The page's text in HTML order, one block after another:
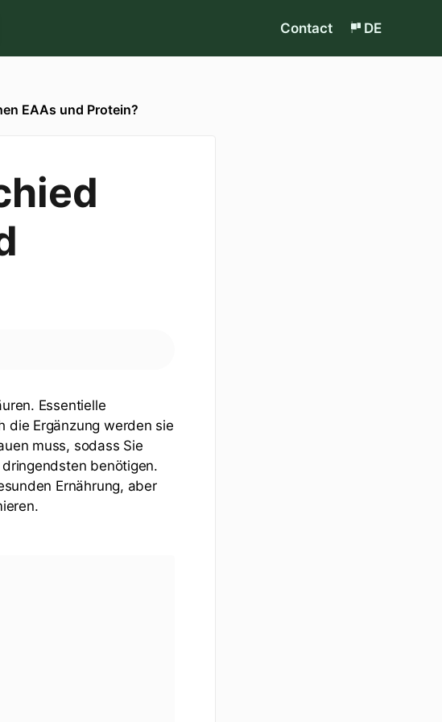
Contact DE
EAAs und Protein?
Essentielle
die Ergänzung werden sie
muss, sodass Sie
benötigen.
Ernährung, aber